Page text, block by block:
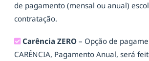
de pagamento (mensal ou anual)
contratação.
Carência ZERO – Opção de
CARÊNCIA, Pagamento Anual, será